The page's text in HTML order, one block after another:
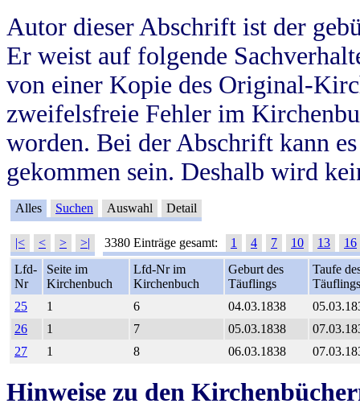
Autor dieser Abschrift ist der
Er weist auf folgende
von einer Kopie des Original-
zweifelsfreie Fehler im
worden. Bei der Abschrift kann
gekommen sein. Deshalb wird
Alles Suchen Auswahl Detail
|< < > >| 3380 Einträge gesamt: 1 4 7 10 13
16
Lfd-
Nr
Seite im
Kirchenbuch
Lfd-Nr im
Kirchenbuch
Geburt des
Täuflings
Taufe
Täuflings
25
1 6 04.03.1838
26
1 7 05.03.1838
27
1 8 06.03.1838
Hinweise zu den